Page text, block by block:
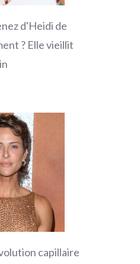
d'Heidi de
? Elle vieillit
capillaire